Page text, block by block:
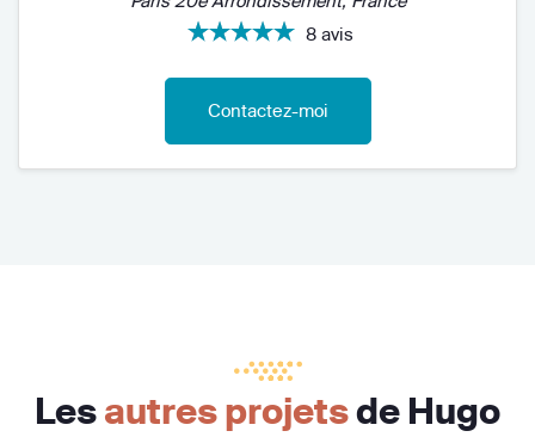
8 avis
Contactez-moi
Lesautres projetsde Hugo